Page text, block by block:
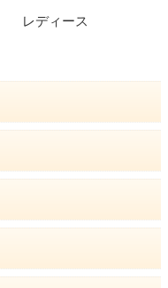
レディース